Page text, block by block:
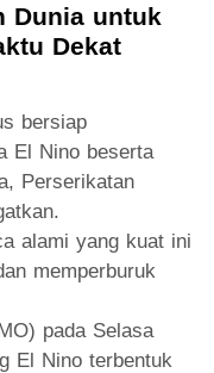
Dunia untuk
Dekat
bersiap
El Nino beserta
Perserikatan
alami yang kuat ini
memperburuk
pada Selasa
El Nino terbentuk